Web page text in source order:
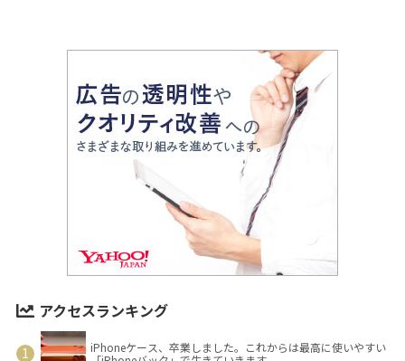
アクセスランキング
iPhoneケース、卒業しました。これからは最高に使いやすい